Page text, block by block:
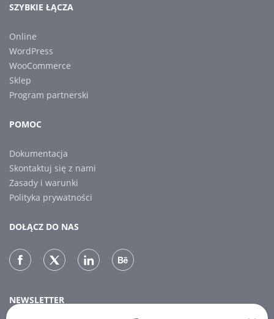
SZYBKIE ŁĄCZA
Online
WordPress
WooCommerce
Sklep
Program partnerski
POMOC
Dokumentacja
Skontaktuj się z nami
Zasady i warunki
Polityka prywatności
DOŁĄCZ DO NAS
NEWSLETTER